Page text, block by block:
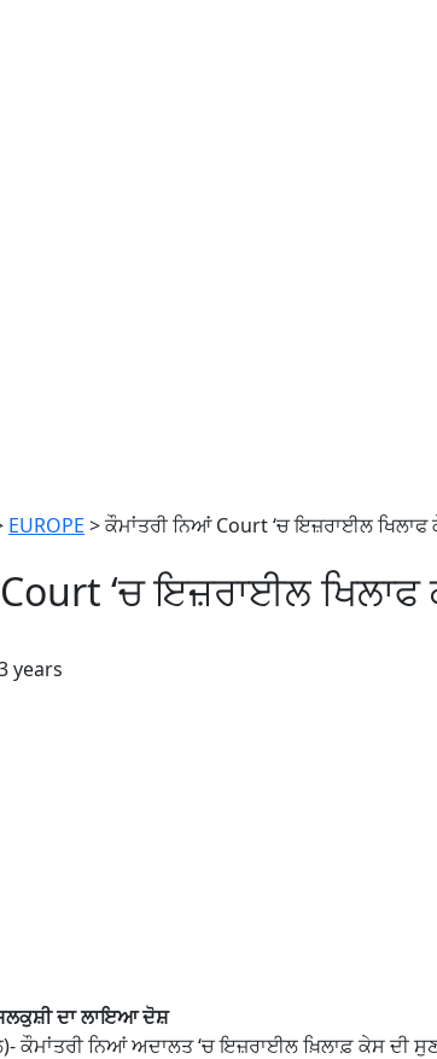
EUROPE >ਕੌਮਾਂਤਰੀ ਨਿਆਂ Court ‘ਚ ਇਜ਼ਰਾਈਲ
‘ਚ ਇਜ਼ਰਾਈਲ
years
ਦਾ ਲਾਇਆ ਦੋਸ਼
ਕੌਮਾਂਤਰੀ ਨਿਆਂ ਅਦਾਲਤ ‘ਚ ਇਜ਼ਰਾਈਲ ਖ਼ਿਲਾਫ਼ ਕੇਸ